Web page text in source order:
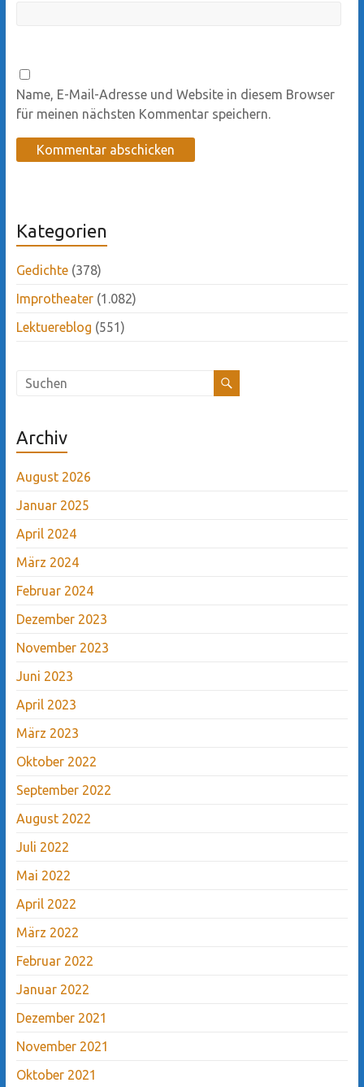
Name, E-Mail-Adresse und Website in diesem Browser
für meinen nächsten Kommentar speichern.
Kategorien
Gedichte(378)
Improtheater(1.082)
Lektuereblog (551)
Archiv
August 2026
Januar 2025
April 2024
März 2024
Februar 2024
Dezember 2023
November 2023
Juni 2023
April 2023
März 2023
Oktober 2022
September 2022
August 2022
Juli 2022
Mai 2022
April 2022
März 2022
Februar 2022
Januar 2022
Dezember 2021
November 2021
Oktober 2021